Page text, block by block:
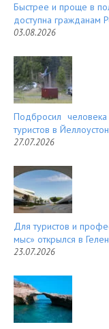
Быстрее и проще в
доступна гражданам
03.08.2026
Подбросил
туристов в
27.07.2026
Для туристов и
мыс» открылся в
23.07.2026